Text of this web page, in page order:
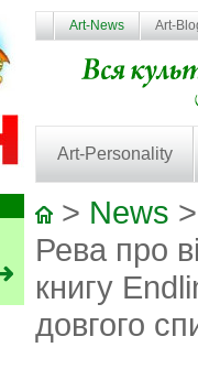
Art-News Art-
Art-Personality
> News
Рева про
книгу
довгого